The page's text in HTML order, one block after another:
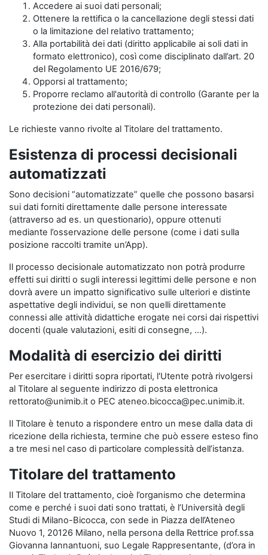
Accedere ai suoi dati personali;
Ottenere la rettifica o la cancellazione degli stessi dati
o la limitazione del relativo trattamento;
Alla portabilità dei dati (diritto applicabile ai soli dati in
formato elettronico), così come disciplinato dall’art. 20
del Regolamento UE 2016/679;
Opporsi al trattamento;
Proporre reclamo all'autorità di controllo (Garante per la
protezione dei dati personali).
Le richieste vanno rivolte al Titolare del trattamento.
Esistenza di processi decisionali
automatizzati
Sono decisioni “automatizzate” quelle che possono basarsi
sui dati forniti direttamente dalle persone interessate
(attraverso ad es. un questionario), oppure ottenuti
mediante l’osservazione delle persone (come i dati sulla
posizione raccolti tramite un’App).
Il processo decisionale automatizzato non potrà produrre
effetti sui diritti o sugli interessi legittimi delle persone e non
dovrà avere un impatto significativo sulle ulteriori e distinte
aspettative degli individui, se non quelli direttamente
connessi alle attività didattiche erogate nei corsi dai rispettivi
docenti (quale valutazioni, esiti di consegne, …).
Modalità di esercizio dei diritti
Per esercitare i diritti sopra riportati, l'Utente potrà rivolgersi
al Titolare al seguente indirizzo di posta elettronica
rettorato@unimib.it o PEC ateneo.bicocca@pec.unimib.it.
Il Titolare è tenuto a rispondere entro un mese dalla data di
ricezione della richiesta, termine che può essere esteso fino
a tre mesi nel caso di particolare complessità dell’istanza.
Titolare del trattamento
Il Titolare del trattamento, cioè l’organismo che determina
come e perché i suoi dati sono trattati, è l’Università degli
Studi di Milano-Bicocca, con sede in Piazza dell’Ateneo
Nuovo 1, 20126 Milano, nella persona della Rettrice prof.ssa
Giovanna Iannantuoni, suo Legale Rappresentante, (d’ora in